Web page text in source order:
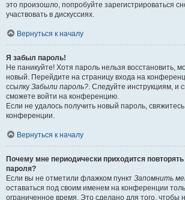
это произошло, попробуйте зарегистрироваться
участвовать в дискуссиях.
Вернуться к началу
Я забыл пароль!
Не паникуйте! Хотя пароль нельзя восстановить,
новый. Перейдите на страницу входа на
ссылку Забыли пароль?. Следуйте инструкциям, и
сможете войти на конференцию.
Если не удалось получить новый пароль,
конференции.
Вернуться к началу
Почему мне периодически приходится
пароля?
Если вы не отметили флажком пункт Запомнить
оставаться под своим именем на конференции
ограниченное время. Это сделано для того, чтобы